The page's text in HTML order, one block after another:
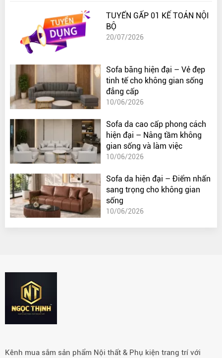
TUYỂN GẤP 01 KẾ TOÁN NỘI
BỘ
20/07/2026
Sofa băng hiện đại – Vẻ đẹp
tinh tế cho không gian sống
đẳng cấp
10/06/2026
Sofa da cao cấp phong cách
hiện đại – Nâng tầm không
gian sống và làm việc
10/06/2026
Sofa da hiện đại – Điểm nhấn
sang trọng cho không gian
sống
10/06/2026
Kênh mua sắm sản phẩm Nội thất & Phụ kiện trang trí với